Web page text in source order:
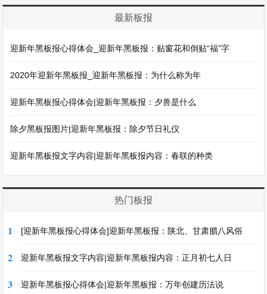
最新板报
迎新年黑板报心得体会_迎新年黑板报：贴窗花和倒贴“福”字
2020年迎新年黑板报_迎新年黑板报：为什么称为年
迎新年黑板报心得体会|迎新年黑板报：夕兽是什么
除夕黑板报图片|迎新年黑板报：除夕节日礼仪
迎新年黑板报文字内容|迎新年黑板报内容：春联的种类
热门板报
1 [迎新年黑板报心得体会]迎新年黑板报：陕北、甘肃腊八风俗
2 迎新年黑板报文字内容|迎新年黑板报内容：正月初七人日
3 迎新年黑板报心得体会|迎新年黑板报：万年创建历法说